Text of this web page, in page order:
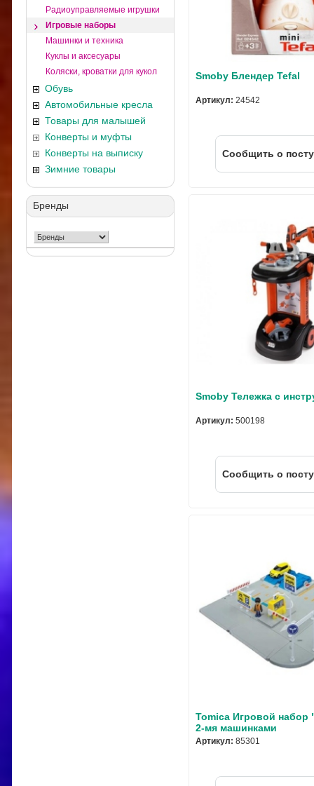
Радиоуправляемые игрушки
Игровые наборы
Машинки и техника
Куклы и аксесуары
Коляски, кроватки для кукол
Обувь
Автомобильные кресла
Товары для малышей
Конверты и муфты
Конверты на выписку
Зимние товары
Бренды
Smoby Блендер Tefal
Артикул: 24542
Cообщить о
Smoby Тележка с
Артикул: 500198
Cообщить о
Tomica Игровой набор
2-мя машинками
Артикул: 85301